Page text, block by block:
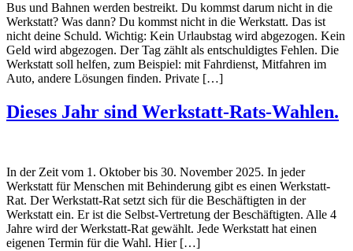
Bus und Bahnen werden bestreikt. Du kommst darum nicht in die
Werkstatt? Was dann? Du kommst nicht in die Werkstatt. Das ist
nicht deine Schuld. Wichtig: Kein Urlaubstag wird abgezogen. Kein
Geld wird abgezogen. Der Tag zählt als entschuldigtes Fehlen. Die
Werkstatt soll helfen, zum Beispiel: mit Fahrdienst, Mitfahren im
Auto, andere Lösungen finden. Private […]
Dieses Jahr sind Werkstatt-Rats-Wahlen.
In der Zeit vom 1. Oktober bis 30. November 2025. In jeder
Werkstatt für Menschen mit Behinderung gibt es einen Werkstatt-
Rat. Der Werkstatt-Rat setzt sich für die Beschäftigten in der
Werkstatt ein. Er ist die Selbst-Vertretung der Beschäftigten. Alle 4
Jahre wird der Werkstatt-Rat gewählt. Jede Werkstatt hat einen
eigenen Termin für die Wahl. Hier […]